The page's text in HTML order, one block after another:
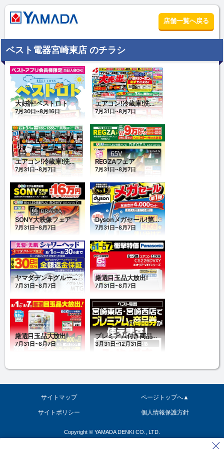
店舗一覧へ戻る
ベスト電器宮崎東店 のチラシ
サイトマップ ページトップへ▲
サイトポリシー 個人情報保護方針
Copyright © YAMADA DENKI CO., LTD.